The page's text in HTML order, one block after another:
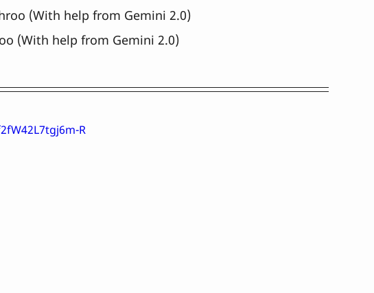
(With help from Gemini 2.0)
(With help from Gemini 2.0)
R